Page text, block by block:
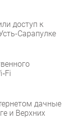
доступ к
Сарапулке
дачные
и Верхних